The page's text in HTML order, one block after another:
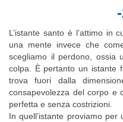
L’istante santo è l’attimo in
una mente invece che
scegliamo il perdono, ossia
colpa. È pertanto un istante
trova fuori dalla
consapevolezza del corpo e
perfetta e senza costrizioni.
In quell’istante proviamo